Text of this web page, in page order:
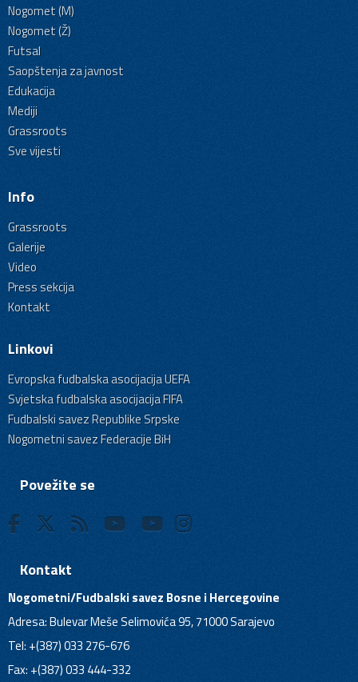
Nogomet (M)
Nogomet (Ž)
Futsal
Saopštenja za javnost
Edukacija
Mediji
Grassroots
Sve vijesti
Info
Grassroots
Galerije
Video
Press sekcija
Kontakt
Linkovi
Evropska fudbalska asocijacija UEFA
Svjetska fudbalska asocijacija FIFA
Fudbalski savez Republike Srpske
Nogometni savez Federacije BiH
Povežite se
Kontakt
Nogometni/Fudbalski savez Bosne i Hercegovine
Adresa: Bulevar Meše Selimovića 95, 71000 Sarajevo
Tel: +(387) 033 276-676
Fax: +(387) 033 444-332